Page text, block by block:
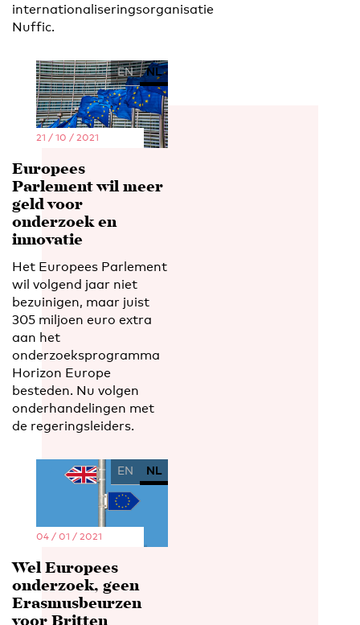
internationaliseringsorganisatie
Nuffic.
EN NL
21 / 10 / 2021
Europees
Parlement wil meer
geld voor
onderzoek en
innovatie
Het Europees Parlement
wil volgend jaar niet
bezuinigen, maar juist
305 miljoen euro extra
aan het
onderzoeksprogramma
Horizon Europe
besteden. Nu volgen
onderhandelingen met
de regeringsleiders.
EN NL
04 / 01 / 2021
Wel Europees
onderzoek, geen
Erasmusbeurzen